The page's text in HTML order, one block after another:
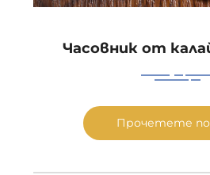
Часовник от
Прочетете